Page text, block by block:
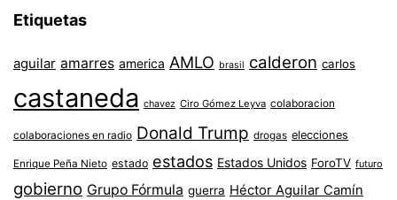
Etiquetas
aguilar amarres america AMLO brasil calderon carlos
castaneda chavez Ciro Gómez Leyva colaboracion
colaboraciones en radio Donald Trump drogas elecciones
Enrique Peña Nieto estado estados Estados Unidos ForoTV futuro
gobierno Grupo Fórmula guerra Héctor Aguilar Camín